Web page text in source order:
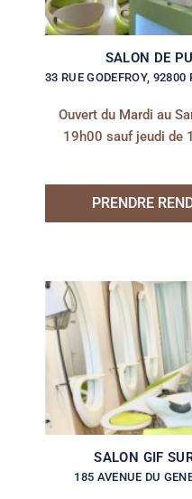
SALON DE
33 RUE GODEFROY, 92800
Ouvert du Mardi au
19h00 sauf jeudi de
PRENDRE
SALON GIF
185 AVENUE DU